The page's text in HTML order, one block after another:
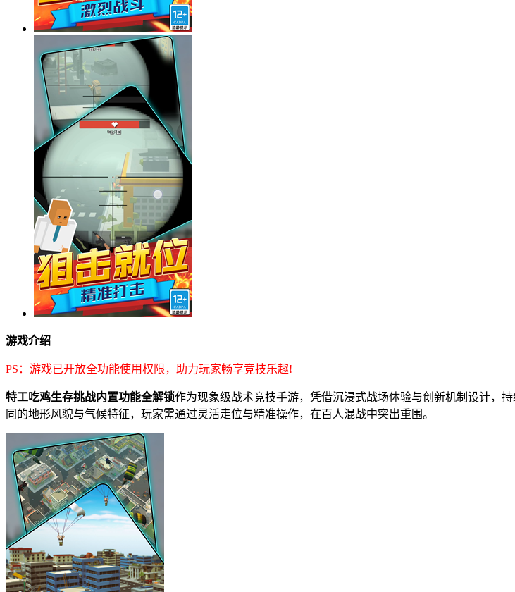
游戏介绍
PS：游戏已开放全功能使用权限，助力玩家畅享竞技乐趣!
特工吃鸡生存挑战内置功能全解锁作为现象级战术竞技手游，凭借沉浸式战场体验与创新机制设计，
同的地形风貌与气候特征，玩家需通过灵活走位与精准操作，在百人混战中突出重围。